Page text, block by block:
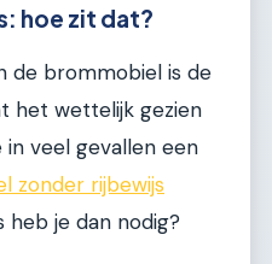
hoe zit dat?
de brommobiel is de
het wettelijk gezien
veel gevallen een
zonder rijbewijs
heb je dan nodig?